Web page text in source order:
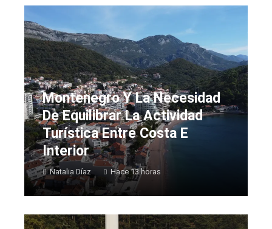
Montenegro Y La Necesidad
De Equilibrar La Actividad
Turística Entre Costa E
Interior
Natalia Díaz Hace 13 horas